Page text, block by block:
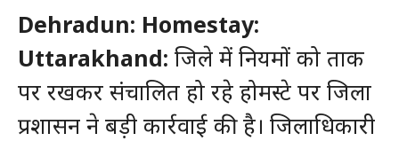
Dehradun: Homestay:
Uttarakhand: जिले में नियमों को ताक
पर रखकर संचालित हो रहे होमस्टे पर जिला
प्रशासन ने बड़ी कार्रवाई की है। जिलाधिकारी